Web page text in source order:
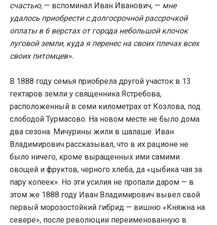
счастью, — вспоминал Иван Иванович, — мне
удалось приобрести с долгосрочной рассрочкой
оплаты в 6 верстах от города небольшой клочок
луговой земли, куда я перенес на своих плечах всех
своих питомцев».
В 1888 году семья приобрела другой участок в 13
гектаров земли у священника Ястребова,
расположенный в семи километрах от Козлова, под
слободой Турмасово. На новом месте не было дома
два сезона. Мичурины жили в шалаше. Иван
Владимирович рассказывал, что в их рационе не
было ничего, кроме выращенных ими самими
овощей и фруктов, черного хлеба, да «цыбика чая за
пару копеек». Но эти усилия не пропали даром — в
этом же 1888 году Иван Владимирович вывел свой
первый морозостойкий гибрид — вишню «Княжна на
севере», после революции переименованную в